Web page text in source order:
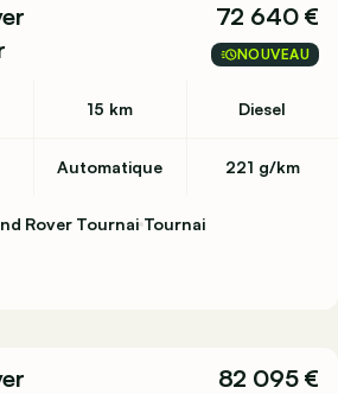
72 640 €
NOUVEAU
15 km Diesel
Automatique 221 g/km
Rover Tournai Tournai
82 095 €